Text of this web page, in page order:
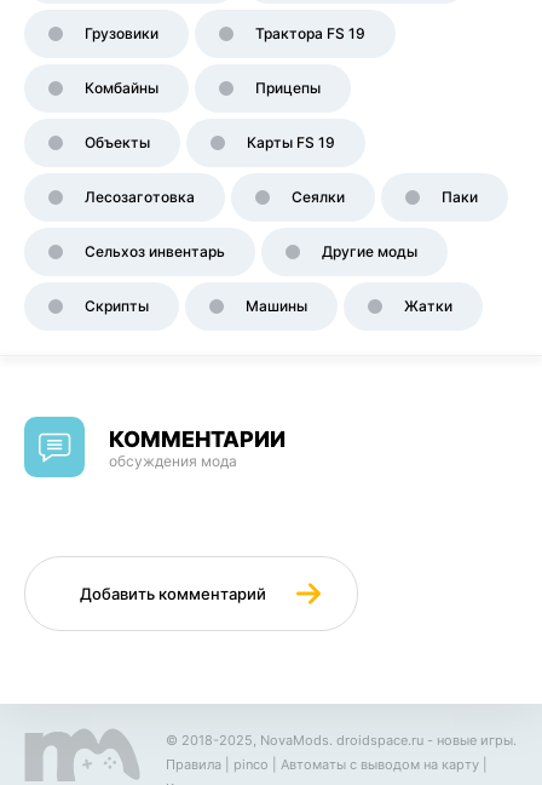
Грузовики Трактора FS 19
Комбайны Прицепы
Объекты Карты FS 19
Лесозаготовка Сеялки Паки
Сельхоз инвентарь Другие моды
Скрипты Машины Жатки
КОММЕНТАРИИ
обсуждения мода
Добавить комментарий
© 2018-2025, NovaMods. droidspace.ru - новые игры.
Правила
pinco Автоматы с выводом на карту